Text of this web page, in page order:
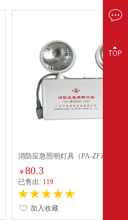
消防应急照明灯具（PA-ZFZD-E2W-
DT1x）
￥80.3
已售出: 119
加入收藏